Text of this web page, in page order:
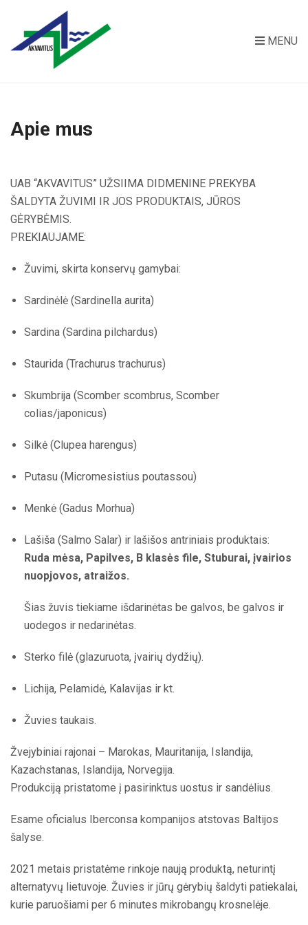
MENU
Apie mus
UAB “AKVAVITUS” UŽSIIMA DIDMENINE PREKYBA
ŠALDYTA ŽUVIMI IR JOS PRODUKTAIS, JŪROS
GĖRYBĖMIS.
PREKIAUJAME:
Žuvimi, skirta konservų gamybai:
Sardinėlė (Sardinella aurita)
Sardina (Sardina pilchardus)
Staurida (Trachurus trachurus)
Skumbrija (Scomber scombrus, Scomber
colias/japonicus)
Silkė (Clupea harengus)
Putasu (Micromesistius poutassou)
Menkė (Gadus Morhua)
Lašiša (Salmo Salar) ir lašišos antriniais produktais:
Ruda mėsa, Papilves, B klasės file, Stuburai, įvairios
nuopjovos, atraižos.
Šias žuvis tiekiame išdarinėtas be galvos, be galvos ir
uodegos ir nedarinėtas.
Sterko filė (glazuruota, įvairių dydžių).
Lichija, Pelamidė, Kalavijas ir kt.
Žuvies taukais.
Žvejybiniai rajonai – Marokas, Mauritanija, Islandija,
Kazachstanas, Islandija, Norvegija.
Produkciją pristatome į pasirinktus uostus ir sandėlius.
Esame oficialus Iberconsa kompanijos atstovas Baltijos
šalyse.
2021 metais pristatėme rinkoje naują produktą, neturintį
alternatyvų lietuvoje. Žuvies ir jūrų gėrybių šaldyti patiekalai,
kurie paruošiami per 6 minutes mikrobangų krosnelėje.